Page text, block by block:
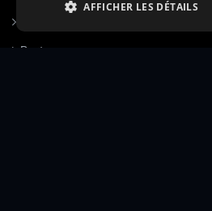
Poster une annonce
AFFICHER LES DÉTAILS